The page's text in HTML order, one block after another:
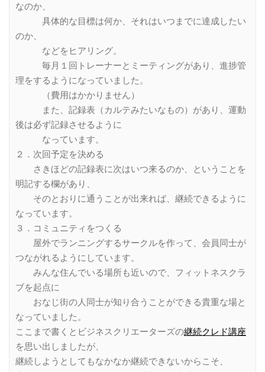
なのか、
具体的な目標は何か、それはいつまでに達成したい
のか、
などをヒアリング。
毎月１回トレーナーとミーティングがあり、進捗管
理をするようになっていました。
（費用はかかりません）
また、記録表（カルテみたいなもの）があり、運動
後は必ず記録させるように
なっています。
２．次回予定を決める
さきほどの記録表に次はいつ来るのか、ということを
明記する欄があり、
そのとおりに通うことが出来れば、継続できるように
なっています。
３．コミュニティをつくる
屋外でランニングするサークルを作って、会員同士が
つながれるようにしています。
みんな住んでいる場所も近いので、フィットネスクラ
ブを起点に
おなじ街の人同士が知り合うことができる貴重な場と
なっていました。
ここまで書くとビジネスクリエーターズの継続クレド講座
を思い出しましたが、
継続しようとしてもなかなか継続できないからこそ、